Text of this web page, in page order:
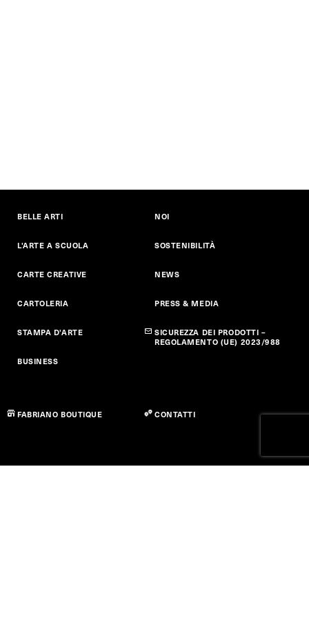
BELLE ARTI
L'ARTE A SCUOLA
CARTE CREATIVE
CARTOLERIA
STAMPA D'ARTE
BUSINESS
NOI
SOSTENIBILITÀ
NEWS
PRESS & MEDIA
SICUREZZA DEI PRODOTTI –
REGOLAMENTO (UE) 2023/988
FABRIANO BOUTIQUE CONTATTI